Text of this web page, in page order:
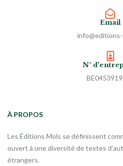
Email
N°
À PROPOS
Les Éditions Mols se définissent
ouvert à une diversité de textes
étrangers.